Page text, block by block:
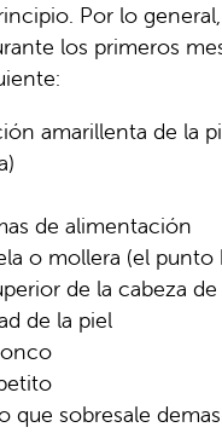
Por lo
los primeros
amarillenta de la
de alimentación
o mollera (el punto
de la cabeza
de la piel
que sobresale